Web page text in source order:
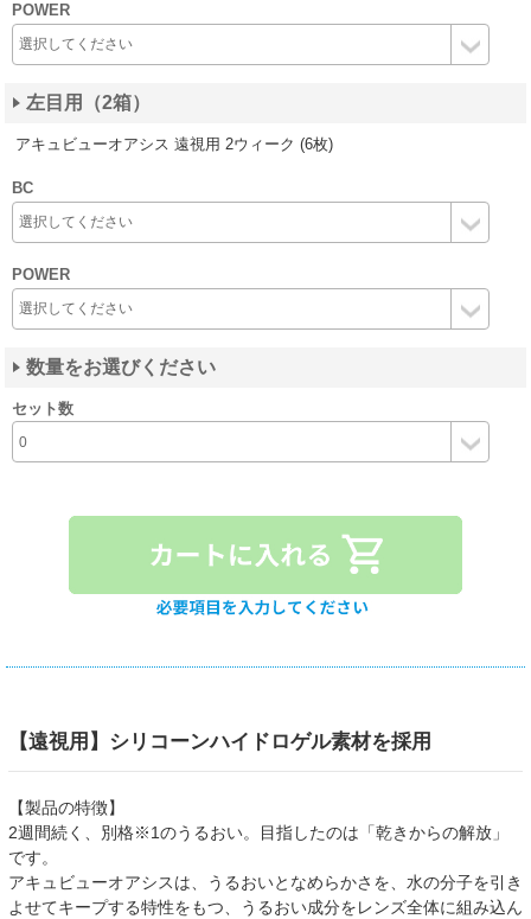
POWER
左目用（2箱）
アキュビューオアシス 遠視用 2ウィーク (6枚)
BC
POWER
数量をお選びください
セット数
【遠視用】シリコーンハイドロゲル素材を採用
【製品の特徴】
2週間続く、別格※1のうるおい。目指したのは「乾きからの解放」
です。
アキュビューオアシスは、うるおいとなめらかさを、水の分子を引き
よせてキープする特性をもつ、うるおい成分をレンズ全体に組み込ん